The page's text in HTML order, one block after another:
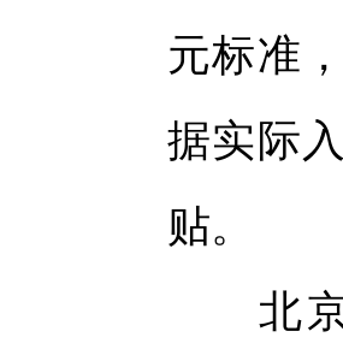
元标准
据实际
贴。
北京